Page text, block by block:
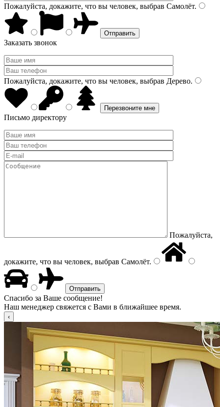
Пожалуйста, докажите, что вы человек, выбрав Самолёт.
Заказать звонок
Пожалуйста, докажите, что вы человек, выбрав Дерево.
Письмо директору
Пожалуйста,
докажите, что вы человек, выбрав Самолёт.
Спасибо за Ваше сообщение!
Наш менеджер свяжется с Вами в ближайшее время.